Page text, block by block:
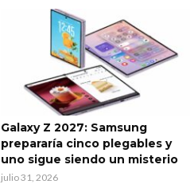
Galaxy Z 2027: Samsung
prepararía cinco plegables y
uno sigue siendo un misterio
julio 31, 2026